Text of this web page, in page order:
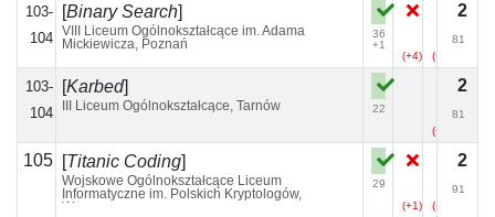
103-
104
[Binary Search]
VIII Liceum Ogólnokształcące im. Adama
Mickiewicza, Poznań
36
+1
(+4)
(+14)
2
81
103-
104
[Karbed]
III Liceum Ogólnokształcące, Tarnów
22
(+5)
2
81
105 [Titanic Coding]
Wojskowe Ogólnokształcące Liceum
Informatyczne im. Polskich Kryptologów,
Warszawa
29
(+1)
(+2)
2
91